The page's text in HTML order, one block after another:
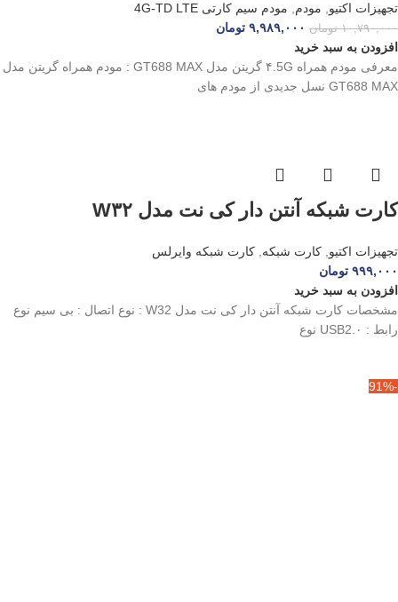
تجهیزات اکتیو مودم مودم سیم کارتی 4G-TD LTE
۱۰,۷۹۰,۰۰۰ تومان ۹,۹۸۹,۰۰۰ تومان
افزودن به سبد خرید
معرفی مودم همراه ۴.5G گریتن مدل GT688 MAX : مودم همراه گریتن مدل
GT688 MAX نسل جدیدی از مودم‌ های
کارت شبکه آنتن دار کی نت مدل W۳۲
تجهیزات اکتیو کارت شبکه کارت شبکه وایرلس
۹۹۹,۰۰۰ تومان
افزودن به سبد خرید
مشخصات کارت شبکه آنتن دار کی نت مدل W32 : نوع اتصال : بی سیم نوع
رابط : USB2.۰ نوع
-91%